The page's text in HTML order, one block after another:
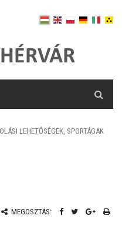
LEHETŐSÉGEK, SPORTÁGAK
MEGOSZTÁS: